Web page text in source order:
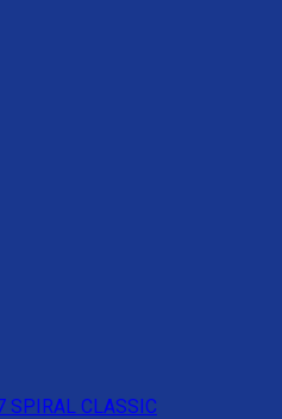
SPIRAL CLASSIC